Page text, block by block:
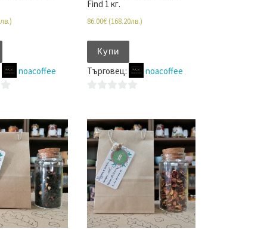
лв.)
noacoffee
Find 1 кг.
86.00€ (168.20лв.)
Купи
Търговец: noacoffee
t
f
5